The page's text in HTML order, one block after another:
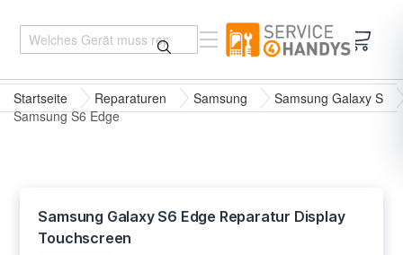
Startseite Reparaturen Samsung
Samsung Galaxy S
Samsung S6 Edge
Samsung Galaxy S6 Edge Reparatur Display
Touchscreen